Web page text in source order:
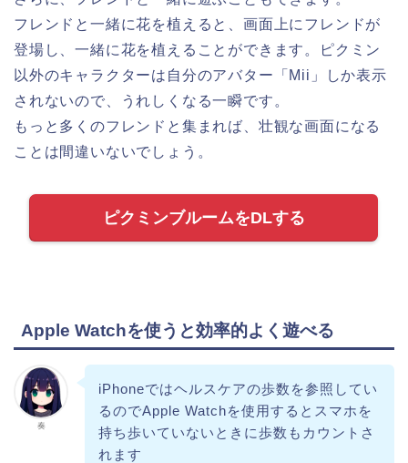
フレンドと一緒に花を植えると、画面上にフレンドが
登場し、一緒に花を植えることができます。ピクミン
以外のキャラクターは自分のアバター「Mii」しか表示
されないので、うれしくなる一瞬です。
もっと多くのフレンドと集まれば、壮観な画面になる
ことは間違いないでしょう。
ピクミンブルームをDLする
Apple Watchを使うと効率的よく遊べる
奏
iPhoneではヘルスケアの歩数を参照してい
るのでApple Watchを使用するとスマホを
持ち歩いていないときに歩数もカウントさ
れます